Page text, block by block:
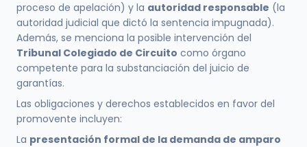
proceso de apelación) y la autoridad responsable (la
autoridad judicial que dictó la sentencia impugnada).
Además, se menciona la posible intervención del
Tribunal Colegiado de Circuito como órgano
competente para la substanciación del juicio de
garantías.
Las obligaciones y derechos establecidos en favor del
promovente incluyen:
La presentación formal de la demanda de amparo